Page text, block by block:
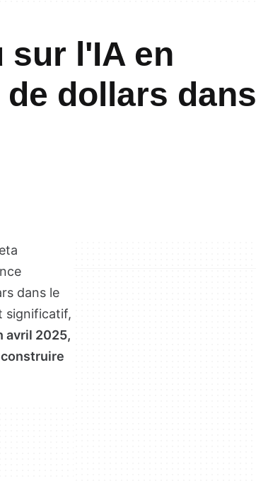
sur l'IA en
dollars dans
dans le
significatif,
avril 2025,